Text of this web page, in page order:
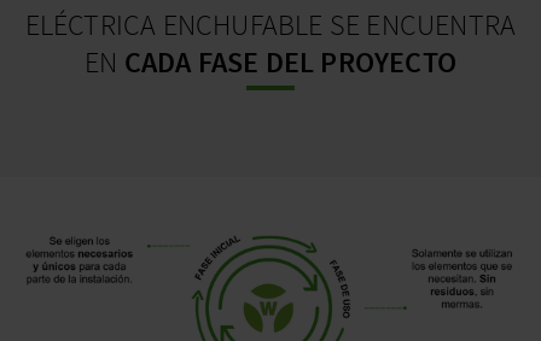
ELÉCTRICA ENCHUFABLE SE ENCUENTRA
EN CADA FASE DEL PROYECTO